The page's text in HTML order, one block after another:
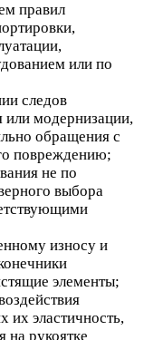
правил
или по
следов
или модернизации,
обращения с
повреждению;
не по
выбора
износу и
элементы;
эластичность,
на рукоятке